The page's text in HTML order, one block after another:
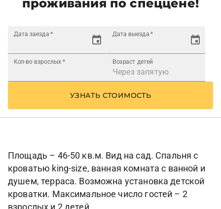
проживания по спеццене!
Дата заезда * Дата выезда *
Кол-во взрослых * Возраст детей
УЗНАТЬ СТОИМОСТЬ
Площадь – 46-50 кв.м. Вид на сад. Спальня с
кроватью king-size, ванная комната с ванной и
душем, терраса. Возможна установка детской
кроватки. Максимальное число гостей – 2
взрослых и 2 детей.